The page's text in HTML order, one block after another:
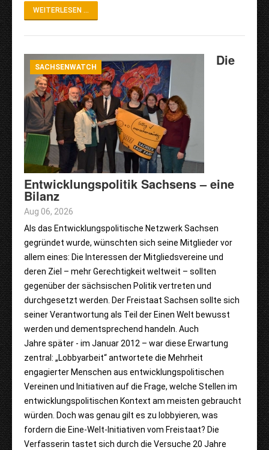
WEITERLESEN ...
SACHSENWATCH Die
Entwicklungspolitik Sachsens – eine
Bilanz
Aug 06, 2026
Als das Entwicklungspolitische Netzwerk Sachsen
gegründet wurde, wünschten sich seine Mitglieder vor
allem eines: Die Interessen der Mitgliedsvereine und
deren Ziel – mehr Gerechtigkeit weltweit – sollten
gegenüber der sächsischen Politik vertreten und
durchgesetzt werden. Der Freistaat Sachsen sollte sich
seiner Verantwortung als Teil der Einen Welt bewusst
werden und dementsprechend handeln. Auch
Jahre später - im Januar 2012 – war diese Erwartung
zentral: „Lobbyarbeit“ antwortete die Mehrheit
engagierter Menschen aus entwicklungspolitischen
Vereinen und Initiativen auf die Frage, welche Stellen im
entwicklungspolitischen Kontext am meisten gebraucht
würden. Doch was genau gilt es zu lobbyieren, was
fordern die Eine-Welt-Initiativen vom Freistaat? Die
Verfasserin tastet sich durch die Versuche 20 Jahre